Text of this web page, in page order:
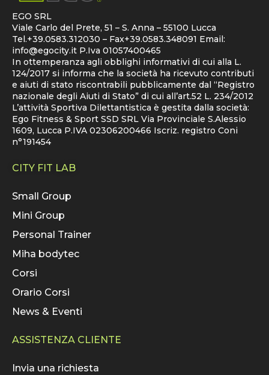
EGO SRL
Viale Carlo del Prete, 51 – S. Anna – 55100 Lucca
Tel.+39.0583.312030 – Fax+39.0583.348091 Email:
info@egocity.it P.Iva 01057400465
In ottemperanza agli obblighi informativi di cui alla L.
124/2017 si informa che la società ha ricevuto contributi
e aiuti di stato riscontrabili pubblicamente dal “Registro
nazionale degli Aiuti di Stato” di cui all’art.52 L. 234/2012
L’attività Sportiva Dilettantistica è gestita dalla società:
Ego Fitness & Sport SSD SRL Via Provinciale S.Alessio
1609, Lucca P.IVA 02306200466 Iscriz. registro Coni
n°191454
CITY FIT LAB
Small Group
Mini Group
Personal Trainer
Miha bodytec
Corsi
Orario Corsi
News & Eventi
ASSISTENZA CLIENTE
Invia una richiesta